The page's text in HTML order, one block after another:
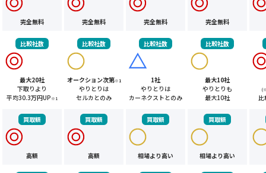
完全無料 完全無料 完全無料 完全無料
比較社数
最大20社
下取りより
平均30.3万円UP ※1
比較社数
オークション次第※1
やりとりは
セルカとのみ
比較社数
1社
やりとりは
カーネクストとのみ
比較社数
最大10社
やりとりも
最大10社
比
買取額
高額
買取額
高額
買取額
相場より高い
買取額
相場より高い